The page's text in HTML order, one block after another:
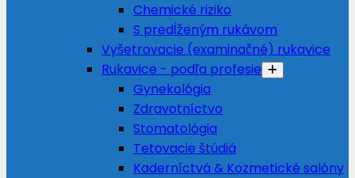
Chemické riziko
S predĺženým rukávom
Vyšetrovacie (examinačné) rukavice
Rukavice - podľa profesie
Gynekológia
Zdravotníctvo
Stomatológia
Tetovacie štúdiá
Kaderníctvá & Kozmetické salóny